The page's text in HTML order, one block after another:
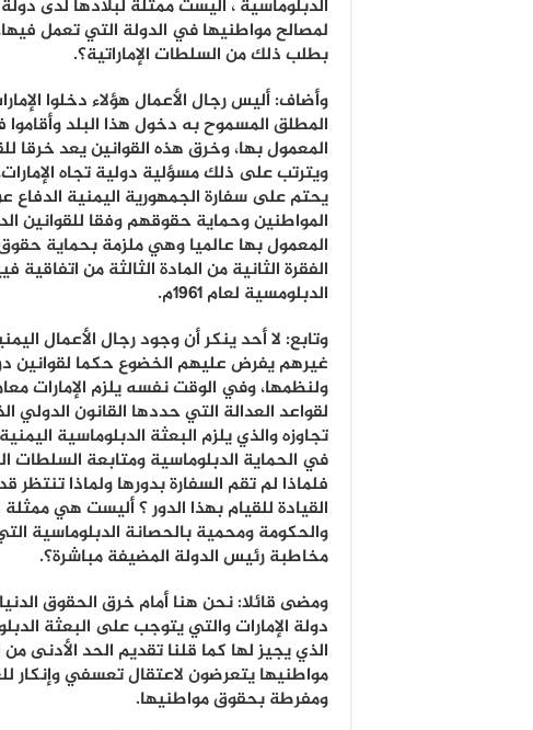
الدبلوماسية ، أليست ممثلة لبلادها لدى دولة
لمصالح مواطنيها في الدولة التي تعمل
بطلب ذلك من السلطات الإماراتية؟.
وأضاف: أليس رجال الأعمال هؤلاء دخلوا
المطلق المسموح به دخول هذا البلد وأقاموا
المعمول بها، وخرق هذه القوانين يعد خرقا
ويترتب على ذلك مسؤلية دولية تجاه
يحتم على سفارة الجمهورية اليمنية الدفاع
المواطنين وحماية حقوقهم وفقا للقوانين
المعمول بها عالميا وهي ملزمة بحماية
الفقرة الثانية من المادة الثالثة من اتفاقية
الدبلومسية لعام ١٩٦١م.
وتابع: لا أحد ينكر أن وجود رجال الأعمال
غيرهم يفرض عليهم الخضوع حكما لقوانين
ولنظمها، وفي الوقت نفسه يلزم الإمارات
لقواعد العدالة التي حددها القانون الدولي
تجاوزه والذي يلزم البعثة الدبلوماسية
في الحماية الدبلوماسية ومتابعة السلطات
فلماذا لم تقم السفارة بدورها ولماذا
القيادة للقيام بهذا الدور ؟ أليست هي
والحكومة ومحمية بالحصانة الدبلوماسية
مخاطبة رئيس الدولة المضيفة مباشرة؟.
ومضى قائلا: نحن هنا أمام خرق الحقوق
دولة الإمارات والتي يتوجب على البعثة
الذي يجيز لها كما قلنا تقديم الحد الأدنى
مواطنيها يتعرضون لاعتقال تعسفي وإنكار
ومفرطة بحقوق مواطنيها.